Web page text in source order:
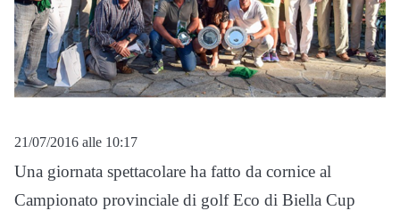
21/07/2016 alle 10:17
Una giornata spettacolare ha fatto da cornice al
Campionato provinciale di golf Eco di Biella Cup